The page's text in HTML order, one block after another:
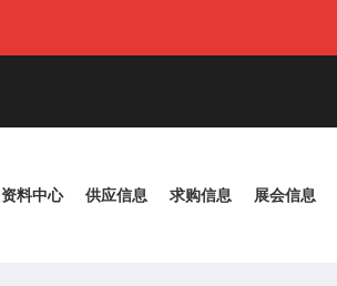
资料中心 供应信息 求购信息 展会信息